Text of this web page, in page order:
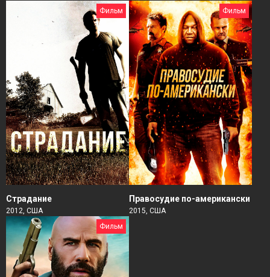
Фильм
Страдание
2012, США
Фильм
Правосудие по-американски
2015, США
Фильм